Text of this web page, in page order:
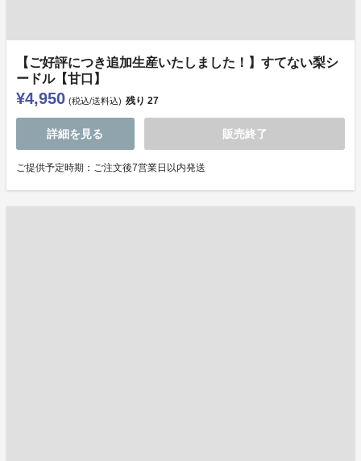
【ご好評につき追加生産いたしました！】すてない梨シ
ードル【甘口】
¥4,950 (税込/送料込) 残り 27
詳細を見る 販売終了
ご提供予定時期：ご注文後7営業日以内発送